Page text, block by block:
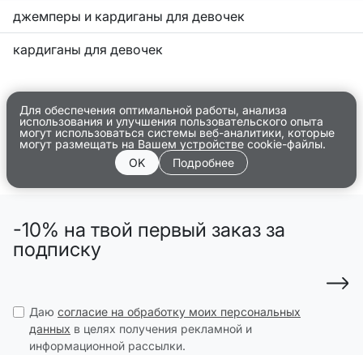
джемперы и кардиганы для девочек
кардиганы для девочек
Для обеспечения оптимальной работы, анализа
использования и улучшения пользовательского опыта
могут использоваться системы веб-аналитики, которые
могут размещать на Вашем устройстве cookie-файлы.
OK
Подробнее
-10% на твой первый заказ за
подписку
Даю согласие на обработку моих персональных
данных в целях получения рекламной и
информационной рассылки.